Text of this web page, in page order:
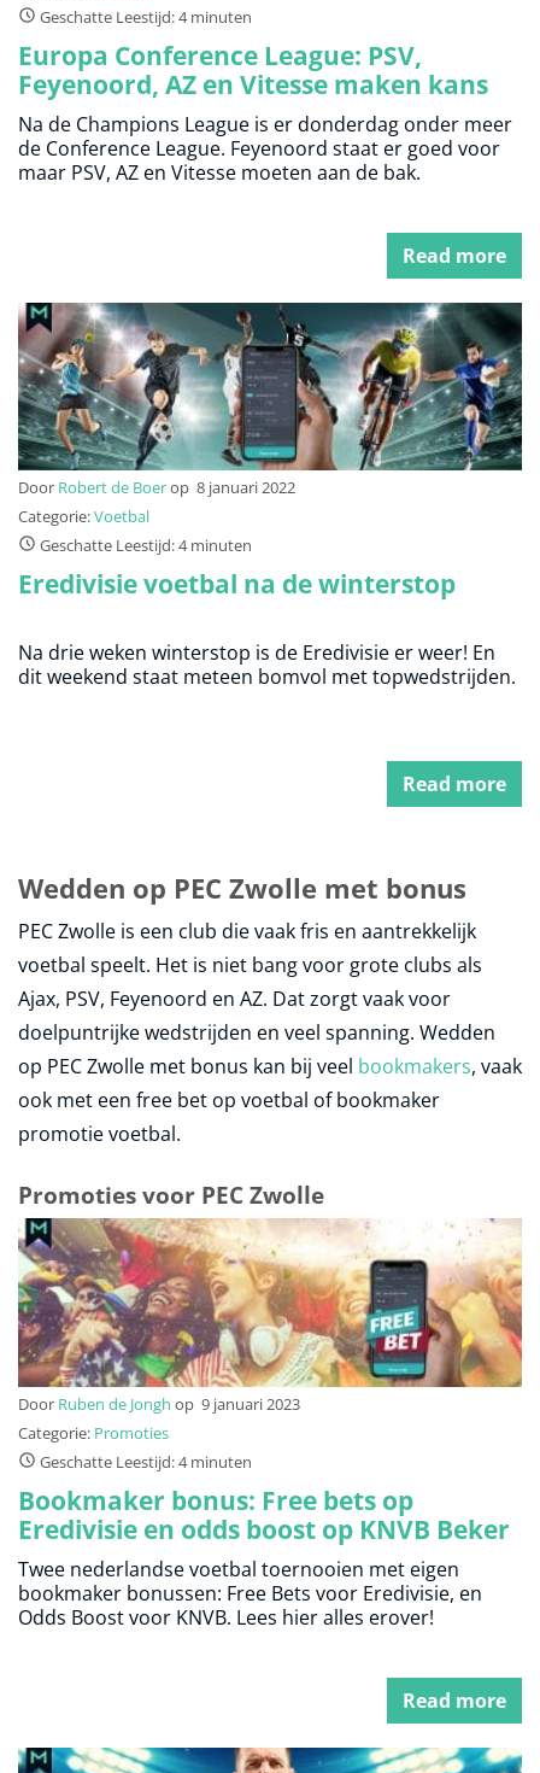
Geschatte Leestijd: 4 minuten
Europa Conference League: PSV,
Feyenoord, AZ en Vitesse maken kans
Na de Champions League is er donderdag onder meer
de Conference League. Feyenoord staat er goed voor
maar PSV, AZ en Vitesse moeten aan de bak.
Read more
Door Robert de Boerop 8 januari 2022
Categorie:Voetbal
Geschatte Leestijd: 4 minuten
Eredivisie voetbal na de winterstop
Na drie weken winterstop is de Eredivisie er weer! En
dit weekend staat meteen bomvol met topwedstrijden.
Read more
Wedden op PEC Zwolle met bonus
PEC Zwolle is een club die vaak fris en aantrekkelijk
voetbal speelt. Het is niet bang voor grote clubs als
Ajax, PSV, Feyenoord en AZ. Dat zorgt vaak voor
doelpuntrijke wedstrijden en veel spanning. Wedden
op PEC Zwolle met bonus kan bij veel bookmakers, vaak
ook met een free bet op voetbal of bookmaker
promotie voetbal.
Promoties voor PEC Zwolle
Door Ruben de Jongh op 9 januari 2023
Categorie: Promoties
Geschatte Leestijd: 4 minuten
Bookmaker bonus: Free bets op
Eredivisie en odds boost op KNVB Beker
Twee nederlandse voetbal toernooien met eigen
bookmaker bonussen: Free Bets voor Eredivisie, en
Odds Boost voor KNVB. Lees hier alles erover!
Read more